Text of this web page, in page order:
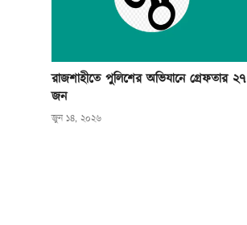
রাজশাহীতে পুলিশের অভিযানে গ্রেফতার ২৭
জন
জুন ১৪, ২০২৬